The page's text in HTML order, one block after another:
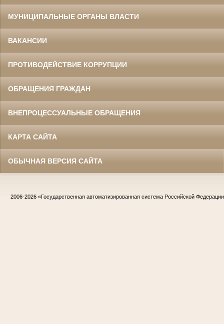
МУНИЦИПАЛЬНЫЕ ОРГАНЫ ВЛАСТИ
ВАКАНСИИ
ПРОТИВОДЕЙСТВИЕ КОРРУПЦИИ
ОБРАЩЕНИЯ ГРАЖДАН
ВНЕПРОЦЕССУАЛЬНЫЕ ОБРАЩЕНИЯ
КАРТА САЙТА
ОБЫЧНАЯ ВЕРСИЯ САЙТА
2006-2026 «Государственная автоматизированная система Российской